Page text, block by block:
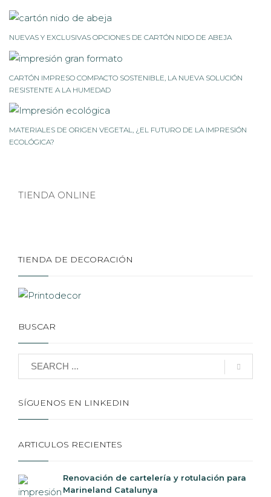
NUEVAS Y EXCLUSIVAS OPCIONES DE CARTÓN NIDO DE ABEJA
CARTÓN IMPRESO COMPACTO SOSTENIBLE, LA NUEVA SOLUCIÓN
RESISTENTE A LA HUMEDAD
MATERIALES DE ORIGEN VEGETAL, ¿EL FUTURO DE LA IMPRESIÓN
ECOLÓGICA?
TIENDA ONLINE
TIENDA DE DECORACIÓN
BUSCAR
SÍGUENOS EN LINKEDIN
ARTICULOS RECIENTES
Renovación de cartelería y rotulación para
Marineland Catalunya